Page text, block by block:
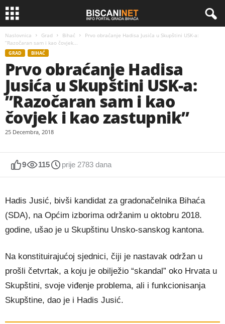
Naslovnica Grad Bihać
Prvo obraćanje Hadisa Jusića u Skupštini USK-a:
”Razočaran sam i kao čovjek...
GRAD BIHAĆ
Prvo obraćanje Hadisa
Jusića u Skupštini USK-a:
”Razočaran sam i kao
čovjek i kao zastupnik”
25 Decembra, 2018
9 115 prije 2783 dana
Hadis Jusić, bivši kandidat za gradonačelnika Bihaća
(SDA), na Općim izborima održanim u oktobru 2018.
godine, ušao je u Skupštinu Unsko-sanskog kantona.
Na konstituirajućoj sjednici, čiji je nastavak održan u
prošli četvrtak, a koju je obilježio “skandal” oko Hrvata u
Skupštini, svoje viđenje problema, ali i funkcionisanja
Skupštine, dao je i Hadis Jusić.